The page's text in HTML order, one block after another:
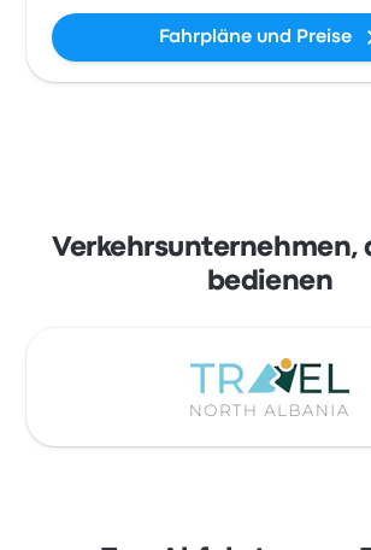
Fahrpläne und Preise
Verkehrsunternehmen,
bedienen